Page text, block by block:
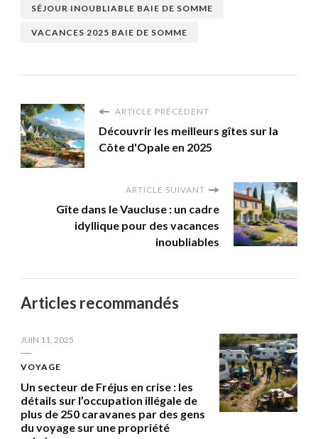
SÉJOUR INOUBLIABLE BAIE DE SOMME
VACANCES 2025 BAIE DE SOMME
ARTICLE PRÉCÉDENT
Découvrir les meilleurs gîtes sur la
Côte d'Opale en 2025
ARTICLE SUIVANT
Gîte dans le Vaucluse : un cadre
idyllique pour des vacances
inoubliables
Articles recommandés
JUIN 11, 2025
VOYAGE
Un secteur de Fréjus en crise : les
détails sur l’occupation illégale de
plus de 250 caravanes par des gens
du voyage sur une propriété